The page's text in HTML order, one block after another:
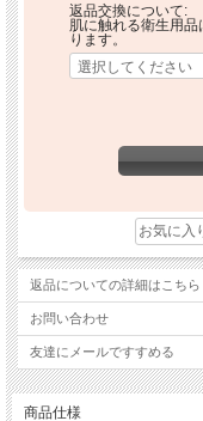
返品交換について:
肌に触れる衛生用
ります。
返品についての詳細はこちら
お問い合わせ
友達にメールですすめる
商品仕様